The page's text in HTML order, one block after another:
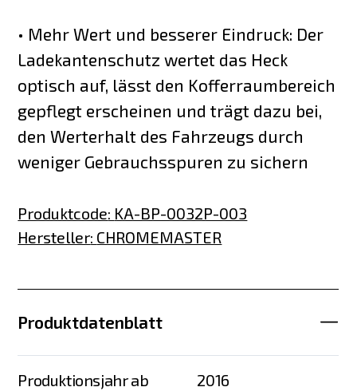
• Mehr Wert und besserer Eindruck: Der
Ladekantenschutz wertet das Heck
optisch auf, lässt den Kofferraumbereich
gepflegt erscheinen und trägt dazu bei,
den Werterhalt des Fahrzeugs durch
weniger Gebrauchsspuren zu sichern
Produktcode: KA-BP-0032P-003
Hersteller: CHROMEMASTER
Produktdatenblatt
Produktionsjahr ab 2016